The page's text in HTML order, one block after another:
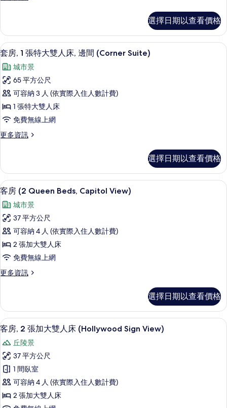
人
床
(Skyline
King)
的
所
有
相
片
1
張
特
雙
人
(Skyline
King)
的
詳
情
選擇日期以查看價格
顯
示
套
房,
1
張
特
大
人
床,
邊
間
(Corner
Suite)
的
所
有
相
套房, 1 張特大雙人床, 邊間 (Corner
12
套房, 1 張特大雙人床, 邊間 (Corner Suite)
城市景
65 平方公尺
可容納 3 人 (依實際入住人數計費)
1 張特大雙人床
免費無線上網
更多資訊
更
1
張
特
雙
人
邊
間
(Corner
Suite)
的
選擇日期以查看價格
顯
示
客
房
(2
Queen
Beds,
Capitol
所
有
相
片
高級寢具、羽絨被、舒適加層、迷你吧
5
客房 (2 Queen Beds, Capitol View)
城市景
37 平方公尺
可容納 4 人 (依實際入住人數計費)
2 張加大雙人床
免費無線上網
更多資訊
更
(2
Queen
Beds,
View)
的
詳
情
選擇日期以查看價格
顯
示
客
房,
2
張
加
高級寢具、羽絨被、舒適加層、迷你吧
6
客房, 2 張加大雙人床 (Hollywood Sign View)
丘陵景
37 平方公尺
1 間臥室
可容納 4 人 (依實際入住人數計費)
2 張加大雙人床